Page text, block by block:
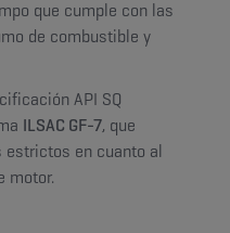
que cumple con las
de combustible y
API SQ
ILSAC GF-7, que
estrictos en cuanto al
motor.